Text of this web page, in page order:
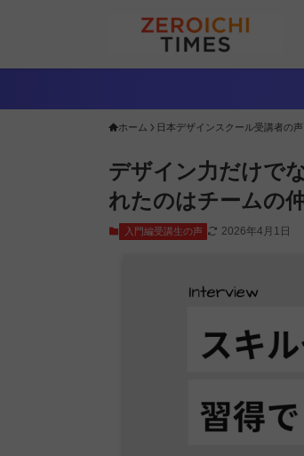
ホーム 日本デザインスクール受講者の声
デザイン力だけで
れたのはチームの
入門編受講生の声 2026年4月1日